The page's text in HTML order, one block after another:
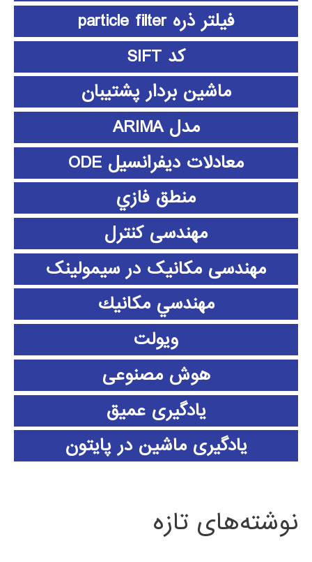
فیلتر ذره particle filter
کد SIFT
ماشین بردار پشتیبان
مدل ARIMA
معادلات دیفرانسیل ODE
منطق فازي
مهندسی کنترل
مهندسی مکانیک در سیمولینک
مهندسي مكانيك
ویولت
هوش مصنوعی
یادگیری عمیق
یادگیری ماشین در پایتون
نوشته‌های تازه